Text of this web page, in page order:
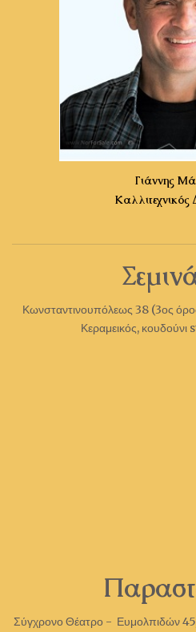
Γιάννης
Καλλιτεχνικός
Κωνσταντινουπόλεως 38 (3ος
Κεραμεικός,
Σύγχρονο Θέατρο - Ευμολπιδών